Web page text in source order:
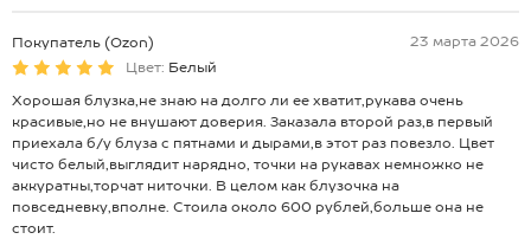
Покупатель (Ozon)
23 марта 2026
Цвет: Белый
Хорошая блузка,не знаю на долго ли ее хватит,рукава очень
красивые,но не внушают доверия. Заказала второй раз,в первый
приехала б/у блуза с пятнами и дырами,в этот раз повезло. Цвет
чисто белый,выглядит нарядно, точки на рукавах немножко не
аккуратны,торчат ниточки. В целом как блузочка на
повседневку,вполне. Стоила около 600 рублей,больше она не
стоит.